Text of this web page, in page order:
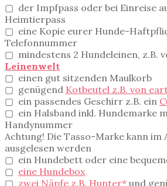
▢ der Impfpass oder bei Einreise
Heimtierpass
▢ eine Kopie eurer Hunde-
Telefonnummer
▢ mindestens 2 Hundeleinen, z.B.
Leinenwelt
▢ einen gut sitzenden Maulkorb
▢ genügend Kotbeutel z.B. von
▢ ein passendes Geschirr z.B. ein
▢ ein Halsband inkl. Hundemarke
Handynummer
Achtung! Die Tasso-Marke kann im
ausgelesen werden
▢ ein Hundebett oder eine
▢ eine Hundebox
▢ zwei Näpfe z.B. Hunter* und